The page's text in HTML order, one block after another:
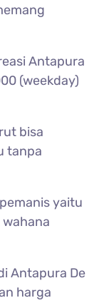
Antapura
(weekday)
bisa
tanpa
yaitu
Antapura De
harga